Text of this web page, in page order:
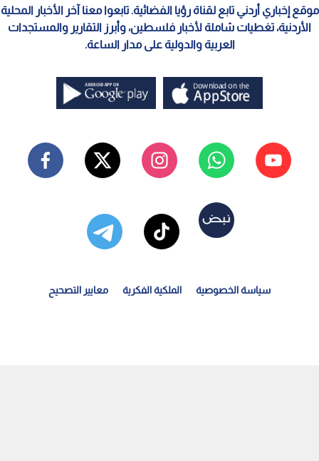
موقع إخباري أردني تابع لقناة رؤيا الفضائية. تابعوا معنا آخر الأخبار المحلية
الأردنية، تغطيات شاملة لأخبار فلسطين، وأبرز التقارير والمستجدات
العربية والدولية على مدار الساعة.
سياسة الخصوصية الملكية الفكرية معايير التصحيح